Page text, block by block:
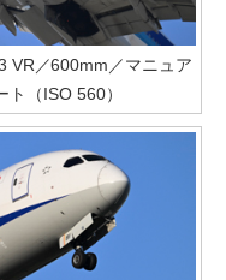
VR／600mm／マニュア
（ISO 560）